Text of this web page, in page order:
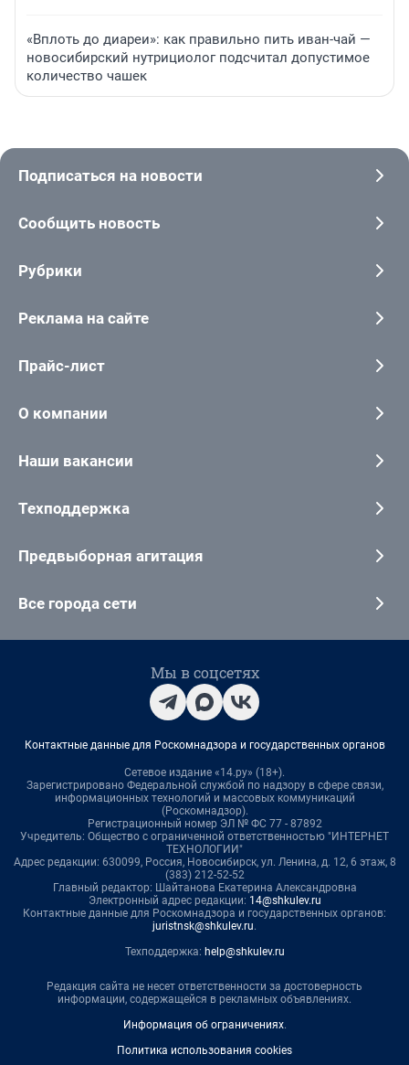
«Вплоть до диареи»: как правильно пить иван-чай —
новосибирский нутрициолог подсчитал допустимое
количество чашек
Подписаться на новости
Сообщить новость
Рубрики
Реклама на сайте
Прайс-лист
О компании
Наши вакансии
Техподдержка
Предвыборная агитация
Все города сети
Мы в соцсетях
Контактные данные для Роскомнадзора и государственных органов
Сетевое издание «14.ру» (18+).
Зарегистрировано Федеральной службой по надзору в сфере связи,
информационных технологий и массовых коммуникаций
(Роскомнадзор).
Регистрационный номер ЭЛ № ФС 77 - 87892
Учредитель: Общество с ограниченной ответственностью "ИНТЕРНЕТ
ТЕХНОЛОГИИ"
Адрес редакции: 630099, Россия, Новосибирск, ул. Ленина, д. 12, 6 этаж, 8
(383) 212-52-52
Главный редактор: Шайтанова Екатерина Александровна
Электронный адрес редакции: 14@shkulev.ru
Контактные данные для Роскомнадзора и государственных органов:
juristnsk@shkulev.ru.
Техподдержка: help@shkulev.ru
Редакция сайта не несет ответственности за достоверность
информации, содержащейся в рекламных объявлениях.
Информация об ограничениях.
Политика использования cookies